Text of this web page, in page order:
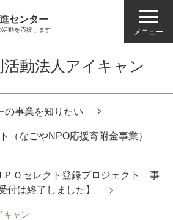
センター
動を応援します メニュー
動法人アイキャン
の事業を知りたい
（なごやNPO応援寄附金事業）
ＰＯセレクト登録プロジェクト 事
付は終了しました】
キャン